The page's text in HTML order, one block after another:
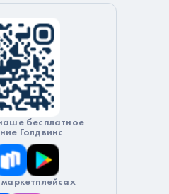
бесплатное
Голдвинс